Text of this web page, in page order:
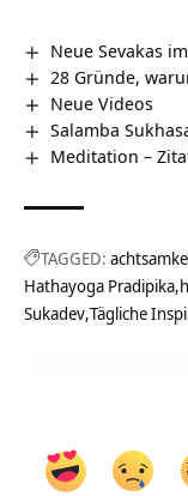
Neue Sevakas
28 Gründe,
Neue Videos
Salamba
Meditation –
TAGGED:
Hathayoga Pradipika
Sukadev Tägliche